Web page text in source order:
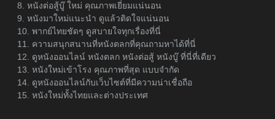
8. หนังต่อสู้บู๊ ใหม่ คุณภาพเยี่ยมแน่นอน
9. หนังมาใหม่แนะนำ ดูแล้วติดใจแน่นอน
10. พากย์ไทยชัดๆ ดูสบายใจทุกเรื่องที่นี่
11. ความสนุกสนานที่หนังตลกที่คุณถามหาได้ที่นี่
12. ดูหนังออนไลน์ หนังตลก หนังต่อสู้ หนังบู๊ ที่นี่ที่เดียว
13. หนังใหม่เข้าโรง คุณภาพที่สุด แบบจำกัด
14. ดูหนังออนไลน์กับเว็บไซต์ที่มีความน่าเชื่อถือ
15. หนังใหม่ทั้งไทยและต่างประเทศ